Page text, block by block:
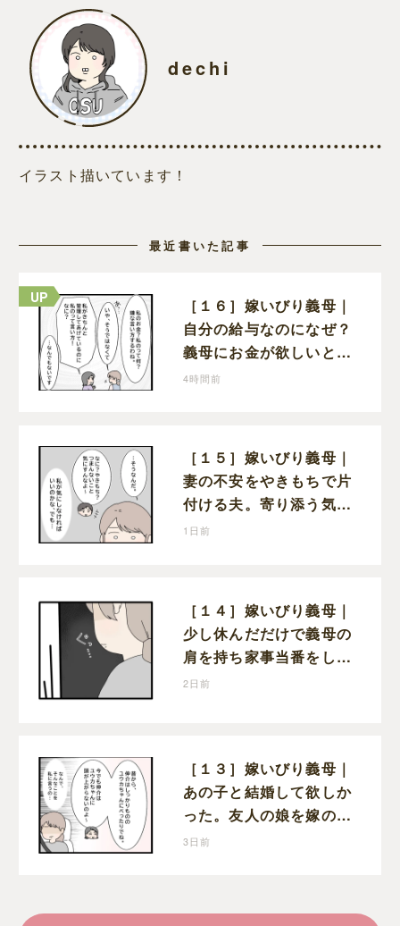
dechi
イラスト描いています！
最近書いた記事
［１６］嫁いびり義母｜
自分の給与なのになぜ？
義母にお金が欲しいと頼
まなければならない状況
4時間前
［１５］嫁いびり義母｜
妻の不安をやきもちで片
付ける夫。寄り添う気の
ない態度にモヤモヤが募
1日前
［１４］嫁いびり義母｜
少し休んだだけで義母の
肩を持ち家事当番をしな
かったと責める夫
2日前
［１３］嫁いびり義母｜
あの子と結婚して欲しか
った。友人の娘を嫁の前
で褒めちぎる無神経な義
3日前